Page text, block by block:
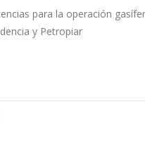
para la operación
y Petropiar